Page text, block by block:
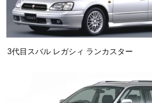
3代目スバル レガシィ ランカスター